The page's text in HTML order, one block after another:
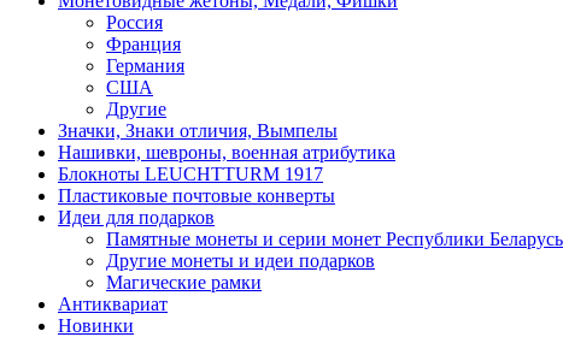
Россия
Франция
Германия
США
Другие
Значки, Знаки отличия, Вымпелы
Нашивки, шевроны, военная атрибутика
Блокноты LEUCHTTURM 1917
Пластиковые почтовые конверты
Идеи для подарков
Памятные монеты и серии монет Республики Беларусь
Другие монеты и идеи подарков
Магические рамки
Антиквариат
Новинки